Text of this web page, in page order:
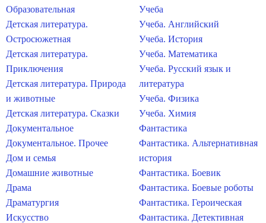
Образовательная
Детская литература.
Остросюжетная
Детская литература.
Приключения
Детская литература. Природа
и животные
Детская литература. Сказки
Документальное
Документальное. Прочее
Дом и семья
Домашние животные
Драма
Драматургия
Искусство
Учеба
Учеба. Английский
Учеба. История
Учеба. Математика
Учеба. Русский язык и
литература
Учеба. Физика
Учеба. Химия
Фантастика
Фантастика. Альтернативная
история
Фантастика. Боевик
Фантастика. Боевые роботы
Фантастика. Героическая
Фантастика. Детективная